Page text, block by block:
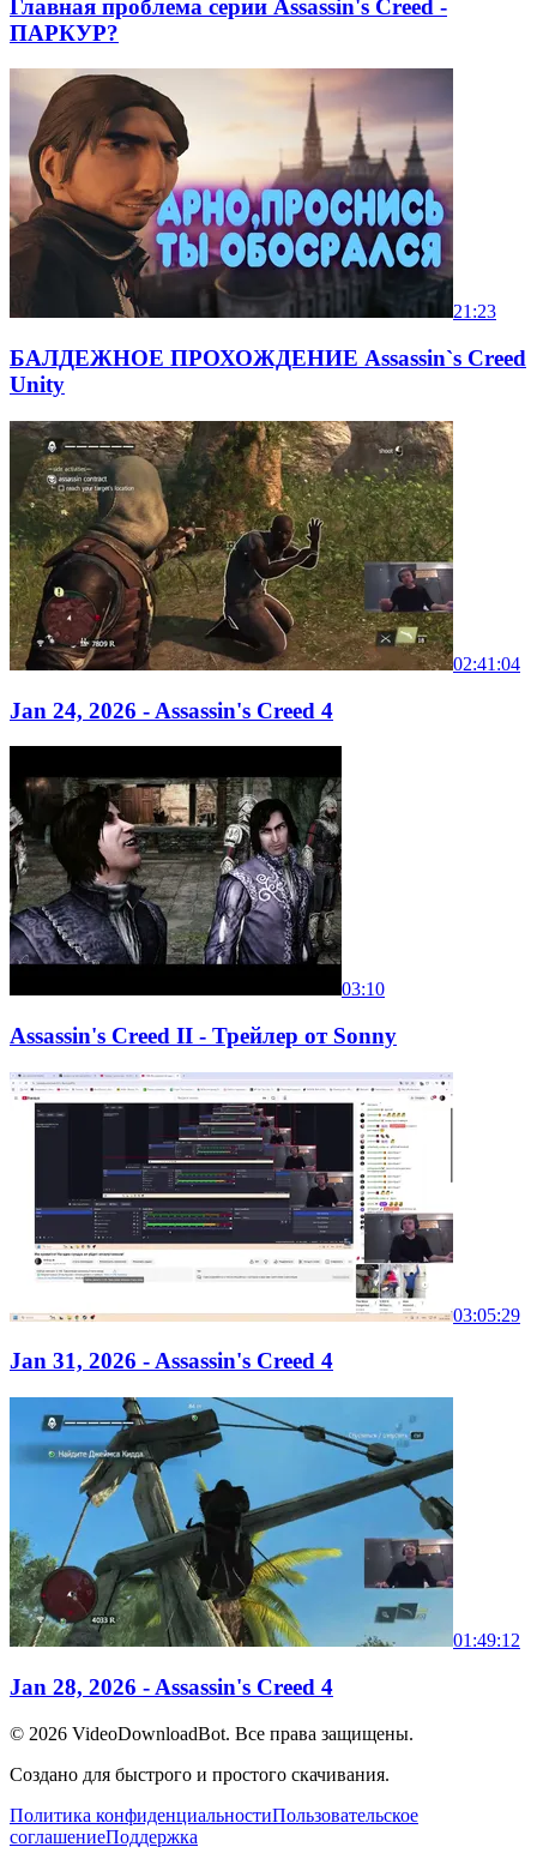
Главная проблема серии Assassin's Creed -
ПАРКУР?
21:23
БАЛДЕЖНОЕ ПРОХОЖДЕНИЕ Assassin`s Creed
Unity
02:41:04
Jan 24, 2026 - Assassin's Creed 4
03:10
Assassin's Creed II - Трейлер от Sonny
03:05:29
Jan 31, 2026 - Assassin's Creed 4
01:49:12
Jan 28, 2026 - Assassin's Creed 4
© 2026 VideoDownloadBot. Все права защищены.
Создано для быстрого и простого скачивания.
Политика конфиденциальностиПользовательское
соглашениеПоддержка